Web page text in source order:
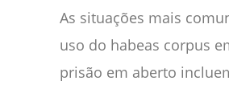
As situações mais
uso do habeas corpus
prisão em aberto